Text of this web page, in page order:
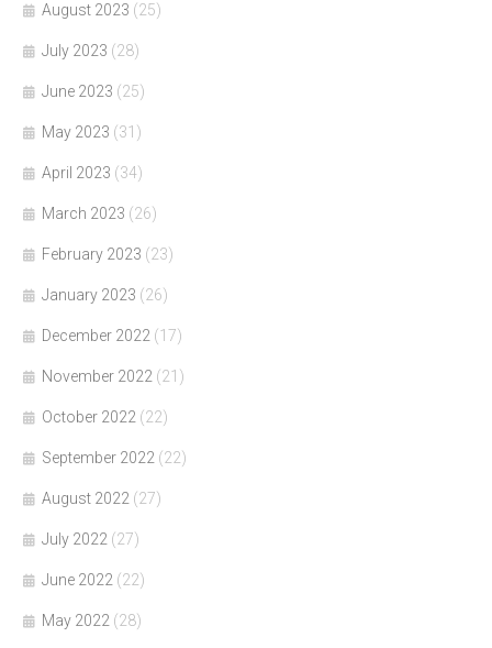
August 2023 (25)
July 2023 (28)
June 2023 (25)
May 2023 (31)
April 2023 (34)
March 2023 (26)
February 2023 (23)
January 2023 (26)
December 2022 (17)
November 2022 (21)
October 2022 (22)
September 2022 (22)
August 2022 (27)
July 2022 (27)
June 2022 (22)
May 2022 (28)